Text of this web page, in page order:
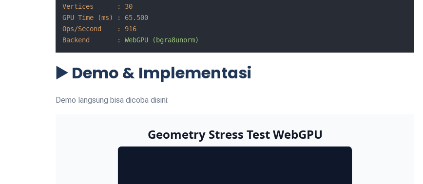
Vertices      :
30
GPU Time (ms) :
65.500
Ops/Second    :
916
Backend       :
WebGPU (bgra8unorm)
▶️ Demo & Implementasi
Demo langsung bisa dicoba disini: